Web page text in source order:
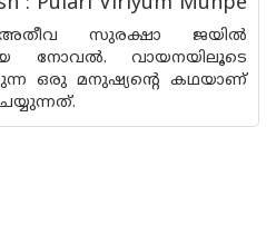
അതീവ സുരക്ഷാ ജയില്‍
നോവല്‍. വായനയിലൂടെ
ഒരു മനുഷ്യന്റെ കഥയാണ്